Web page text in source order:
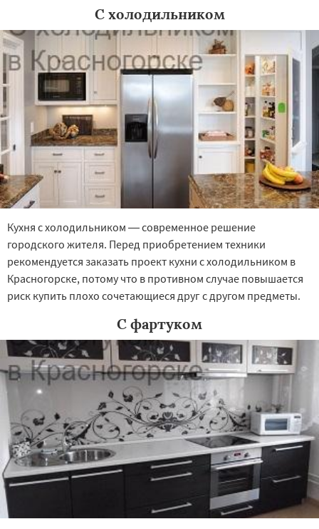
С холодильником
Кухня с холодильником — современное решение
городского жителя. Перед приобретением техники
рекомендуется заказать проект кухни с холодильником в
Красногорске, потому что в противном случае повышается
риск купить плохо сочетающиеся друг с другом предметы.
С фартуком